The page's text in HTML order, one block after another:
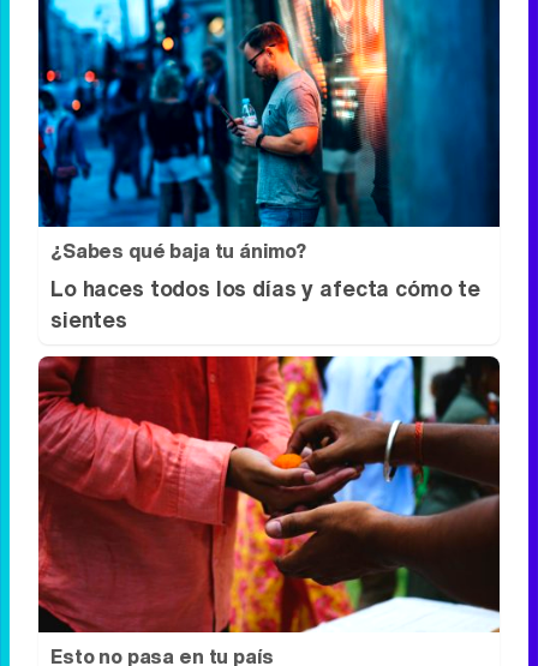
¿Por qué se contagia?
La ciencia explica por qué el bostezo es
contagioso
¿Sabes qué baja tu ánimo?
Lo haces todos los días y afecta cómo te
sientes